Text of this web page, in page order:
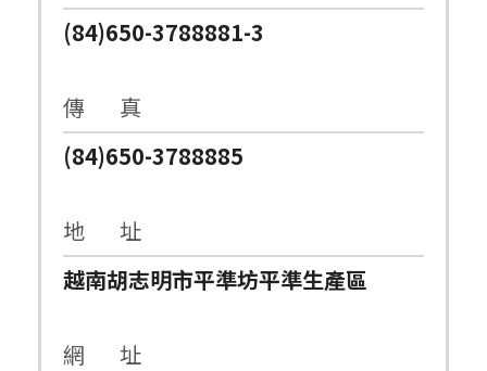
(84)650-3788881-3
傳 真
(84)650-3788885
地 址
越南胡志明市平準坊平準生產區
網 址